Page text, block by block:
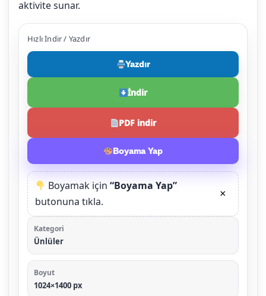
aktivite sunar.
Hızlı İndir / Yazdır
Yazdır
İndir
PDF indir
Boyama Yap
Boyamak için“Boyama Yap”
butonuna tıkla.
×
Kategori
Ünlüler
Boyut
1024×1400 px